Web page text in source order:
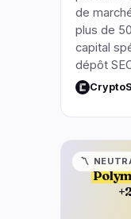
de
plus de
capital
dépôt
〽️